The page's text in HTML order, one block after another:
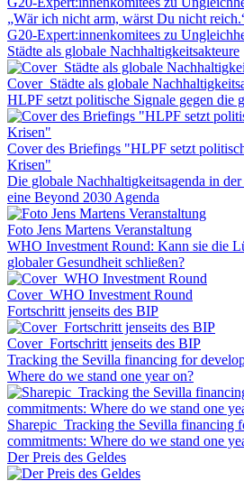
„Wär ich nicht arm, wärst Du nicht
G20-Expert:innenkomitees zu
Städte als globale Nachhaltigkeitsakteure
Cover_Städte als globale
HLPF setzt politische Signale gegen die
Cover des Briefings "HLPF setzt
Krisen"
Die globale Nachhaltigkeitsagenda in
eine Beyond 2030 Agenda
Foto Jens Martens Veranstaltung
WHO Investment Round: Kann sie die
globaler Gesundheit schließen?
Cover_WHO Investment Round
Fortschritt jenseits des BIP
Cover_Fortschritt jenseits des BIP
Tracking the Sevilla financing for
Where do we stand one year on?
Sharepic_Tracking the Sevilla financing
commitments: Where do we stand one
Der Preis des Geldes